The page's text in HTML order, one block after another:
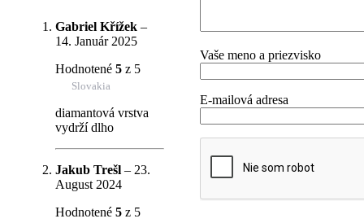
Gabriel Křížek –
14. Január 2025
Hodnotené 5 z 5
Slovakia
diamantová vrstva
vydrží dlho
Jakub Trešl – 23.
August 2024
Hodnotené 5 z 5
Vaše meno a priezvisko
E-mailová adresa